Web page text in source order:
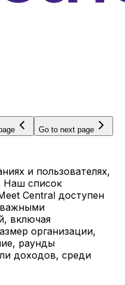
Go to next page
и пользователях,
Наш список
Central доступен
важными
включая
организации,
раунды
доходов, среди